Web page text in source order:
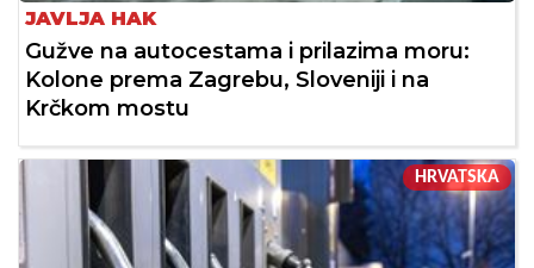
JAVLJA HAK
Gužve na autocestama i prilazima moru:
Kolone prema Zagrebu, Sloveniji i na
Krčkom mostu
HRVATSKA